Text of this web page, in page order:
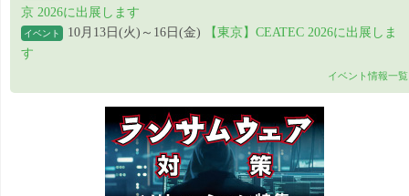
京 2026に出展します
イベント 10月13日(火)～16日(金)
【東京】CEATEC 2026に出展しま
す
イベント情報一覧